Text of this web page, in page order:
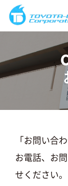
「お問い合
お電話、お
せください。